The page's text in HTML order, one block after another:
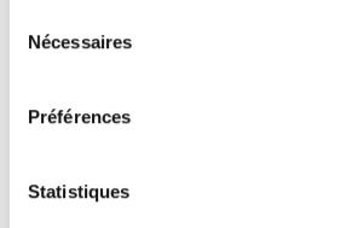
Nécessaires
Préférences
Statistiques
Peut être attaché
la boucle de poitrine pour
Ne nécessite aucun
Convient à tous les sièges
entre l'assise et le dossier